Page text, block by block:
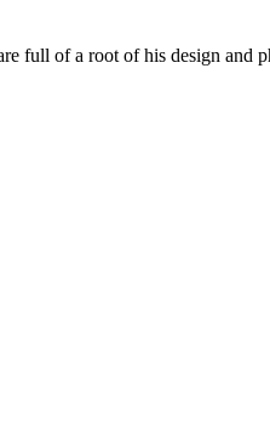
full of a root of his design